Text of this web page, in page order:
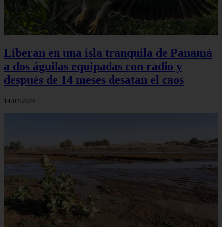
Liberan en una isla tranquila de Panamá
a dos águilas equipadas con radio y
después de 14 meses desatan el caos
14/02/2026